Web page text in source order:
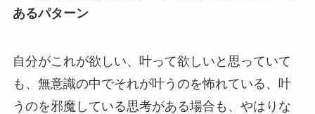
あるパターン
自分がこれが欲しい、叶って欲しいと思っていて
も、無意識の中でそれが叶うのを怖れている、叶
うのを邪魔している思考がある場合も、やはりな